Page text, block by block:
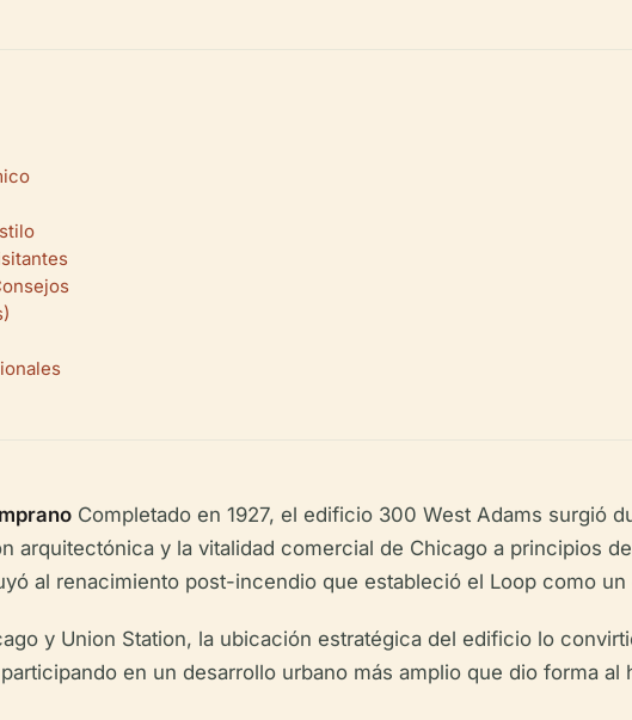
Completado en 1927, el edificio 300 West Adams surgió
arquitectónica y la vitalidad comercial de Chicago a principios
al renacimiento post-incendio que estableció el Loop como
y Union Station, la ubicación estratégica del edificio lo
en un desarrollo urbano más amplio que dio forma